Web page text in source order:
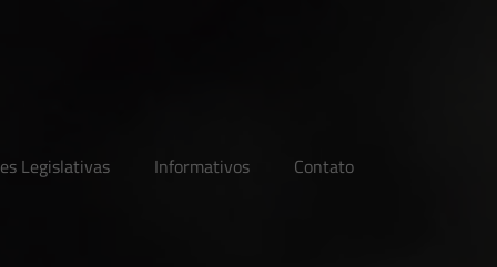
Legislativas Informativos Contato